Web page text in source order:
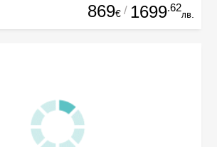
869€ / 1699.62
лв.